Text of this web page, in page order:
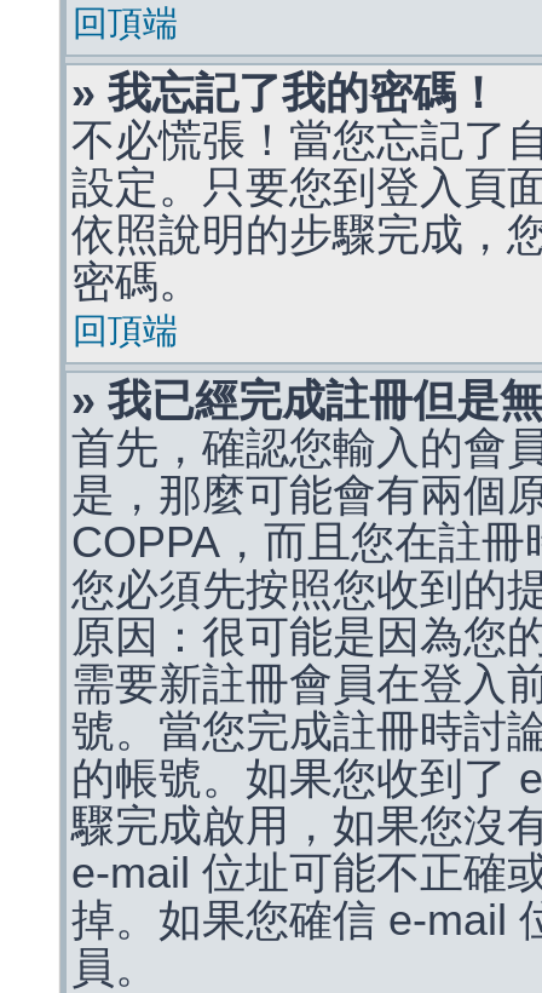
回頂端
» 我忘記了我的密碼！
不必慌張！當您忘記了
設定。只要您到登入頁
依照說明的步驟完成，
密碼。
回頂端
» 我已經完成註冊但是
首先，確認您輸入的會
是，那麼可能會有兩個
COPPA，而且您在註
您必須先按照您收到的
原因：很可能是因為您
需要新註冊會員在登入
號。當您完成註冊時討
的帳號。如果您收到了
驟完成啟用，如果您沒
e-mail 位址可能不正確
掉。如果您確信 e-mail
員。